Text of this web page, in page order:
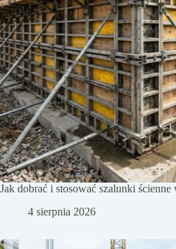
Jak dobrać i stosować szalunki ścienne
4 sierpnia 2026